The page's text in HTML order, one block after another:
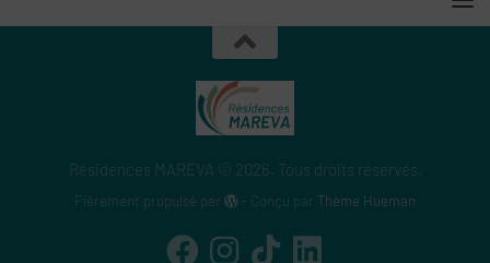
Résidences MAREVA © 2026. Tous droits réservés.
Fièrement propulsé par - Conçu par Thème Hueman